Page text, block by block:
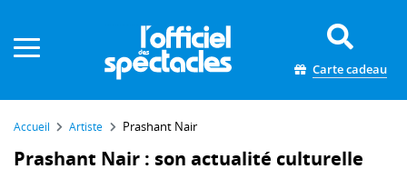
Carte cadeau
Accueil Artiste Prashant Nair
Prashant Nair : son actualité culturelle